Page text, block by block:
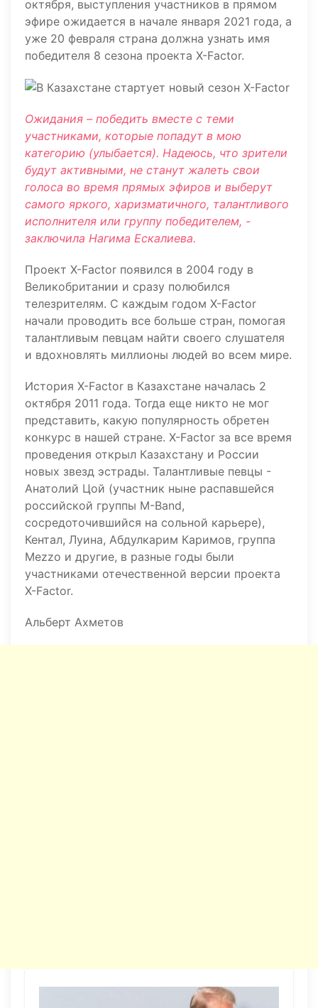
октября, выступления участников в прямом
эфире ожидается в начале января 2021 года, а
уже 20 февраля страна должна узнать имя
победителя 8 сезона проекта X-Factor.
Ожидания – победить вместе с теми
участниками, которые попадут в мою
категорию (улыбается). Надеюсь, что зрители
будут активными, не станут жалеть свои
голоса во время прямых эфиров и выберут
самого яркого, харизматичного, талантливого
исполнителя или группу победителем, -
заключила Нагима Ескалиева.
Проект X-Factor появился в 2004 году в
Великобритании и сразу полюбился
телезрителям. С каждым годом X-Factor
начали проводить все больше стран, помогая
талантливым певцам найти своего слушателя
и вдохновлять миллионы людей во всем мире.
История X-Factor в Казахстане началась 2
октября 2011 года. Тогда еще никто не мог
представить, какую популярность обретен
конкурс в нашей стране. X-Factor за все время
проведения открыл Казахстану и России
новых звезд эстрады. Талантливые певцы -
Анатолий Цой (участник ныне распавшейся
российской группы M-Band,
сосредоточившийся на сольной карьере),
Кентал, Луина, Абдулкарим Каримов, группа
Mezzo и другие, в разные годы были
участниками отечественной версии проекта
X-Factor.
Альберт Ахметов